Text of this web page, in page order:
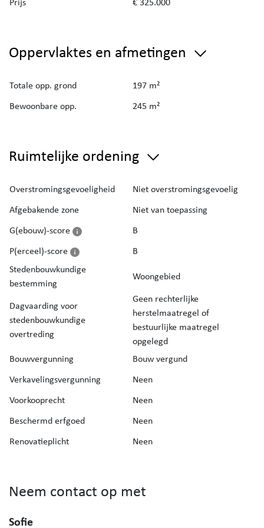
Kortom een unieke woning binnen de stadskern
Oppervlaktes en afmetingen
Totale opp. grond
197 m²
Bewoonbare opp.
245 m²
Ruimtelijke ordening
Overstromingsgevoeligheid
Niet overstromingsgevoelig
Afgebakende zone
Niet van toepassing
G(ebouw)-score
B
P(erceel)-score
B
Stedenbouwkundige
bestemming
Woongebied
Dagvaarding voor
stedenbouwkundige
overtreding
Geen rechterlijke
herstelmaatregel of
bestuurlijke maatregel
opgelegd
Bouwvergunning
Bouw vergund
Verkavelingsvergunning
Neen
Voorkooprecht
Neen
Beschermd erfgoed
Neen
Renovatieplicht
Neen
Neem contact op met
Sofie